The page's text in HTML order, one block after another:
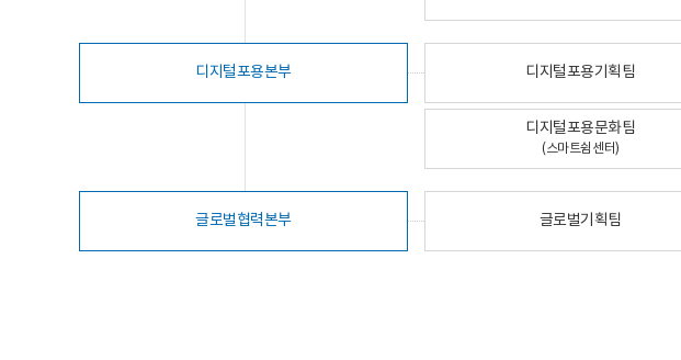
디지털포용본부 디지털포용기획팀
디지털포용문화팀
(스마트쉼센터)
글로벌협력본부 글로벌기획팀